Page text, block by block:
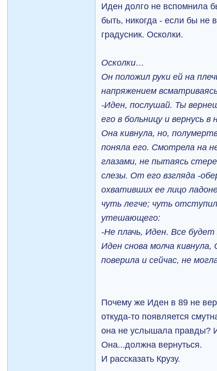
Иден долго не вспомнила
быть, никогда - если бы не
градусник. Осколки.
Осколки…
Он положил руки ей на
напряжением
-Иден, послушай. Ты
его в больницу и вернусь
Она кивнула, но,
поняла его. Смотрела на
глазами, не пытаясь
слезы. От его взгляда -
охвативших ее лицо
чуть легче; чуть
утешающего:
-Не плачь, Иден. Все
Иден снова молча кивнула,
поверила и сейчас, не
Почему же Иден в 89 не
откуда-то появляется
она не услышала правды?
Она...должна вернуться.
И рассказать Крузу.